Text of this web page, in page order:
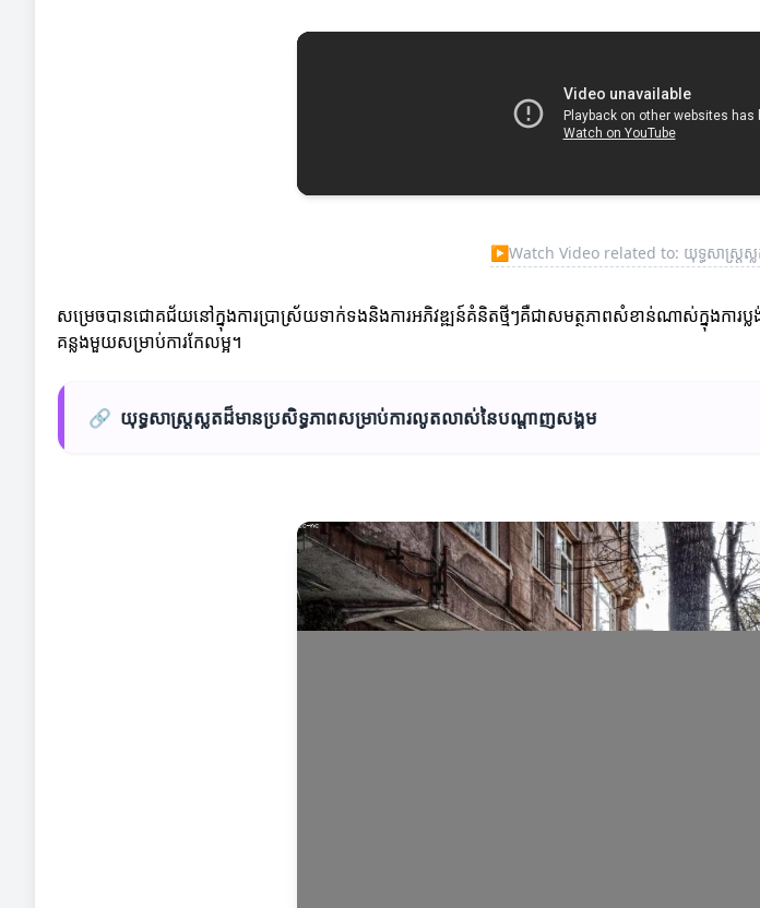
▶Watch Video related to: យុទ្ធសាស្ត្រស្លត
សម្រេចបានជោគជ័យនៅក្នុងការប្រាស្រ័យទាក់ទងនិងការអភិវឌ្ឍន៍គំនិតថ្មីៗគឺជាសមត្ថភាពសំខាន់ណាស់ក្នុងការប្
គន្លងមួយសម្រាប់ការកែលម្អ។
🔗 យុទ្ធសាស្ត្រស្លតដ៏មានប្រសិទ្ធភាពសម្រាប់ការលូតលាស់នៃបណ្តាញសង្គម